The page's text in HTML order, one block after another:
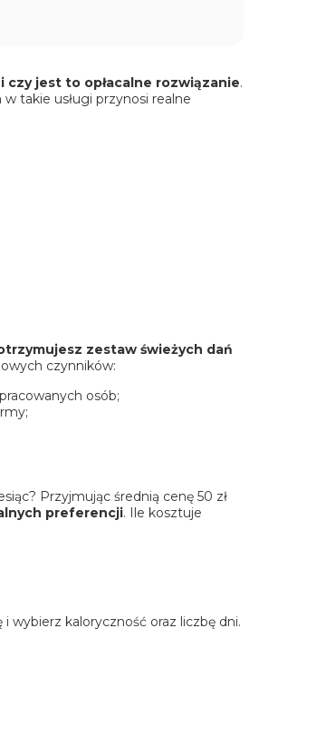
czy jest to opłacalne rozwiązanie.
takie usługi przynosi realne
zestaw świeżych dań
czynników:
osób;
Przyjmując średnią cenę 50 zł
preferencji. Ile kosztuje
wybierz kaloryczność oraz liczbę dni.